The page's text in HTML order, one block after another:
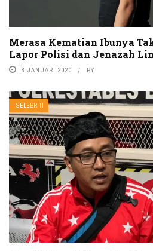
Merasa Kematian Ibunya
Lapor Polisi dan Jenazah
8 JANUARI 2020 BY
SELEBRITI